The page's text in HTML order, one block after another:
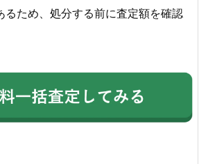
るため、処分する前に査定額を確認